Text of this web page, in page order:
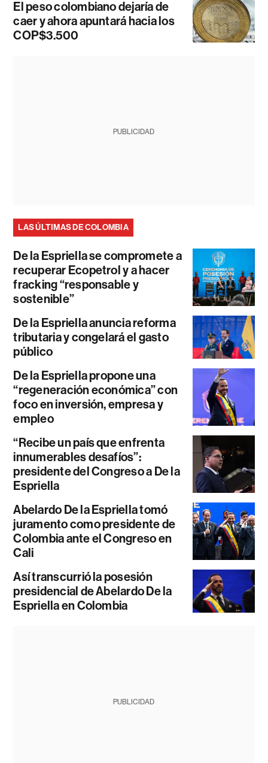
El peso colombiano dejaría de
caer y ahora apuntará hacia los
COP$3.500
PUBLICIDAD
LAS ÚLTIMAS DE COLOMBIA
De la Espriella se compromete a
recuperar Ecopetrol y a hacer
fracking “responsable y
sostenible”
De la Espriella anuncia reforma
tributaria y congelará el gasto
público
De la Espriella propone una
“regeneración económica” con
foco en inversión, empresa y
empleo
“Recibe un país que enfrenta
innumerables desafíos”:
presidente del Congreso a De la
Espriella
Abelardo De la Espriella tomó
juramento como presidente de
Colombia ante el Congreso en
Cali
Así transcurrió la posesión
presidencial de Abelardo De la
Espriella en Colombia
PUBLICIDAD